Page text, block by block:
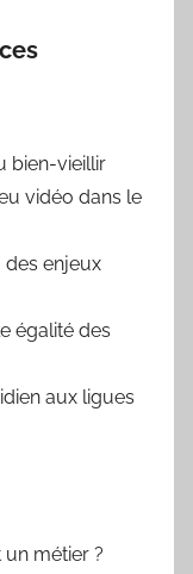
bien-vieillir
vidéo dans le
des enjeux
égalité des
aux ligues
un métier ?